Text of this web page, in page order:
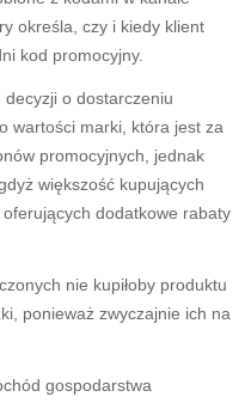
określa, czy i kiedy klient
kod promocyjny.
o dostarczeniu
wartości marki, która jest za
promocyjnych, jednak
większość kupujących
dodatkowe rabaty
nie kupiłoby produktu
ponieważ zwyczajnie ich na
gospodarstwa